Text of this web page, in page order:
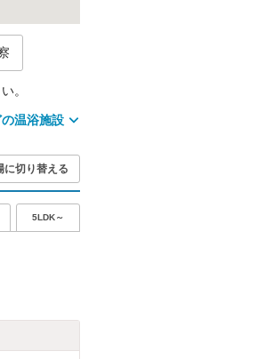
。
温浴施設
に切り替える
5LDK～